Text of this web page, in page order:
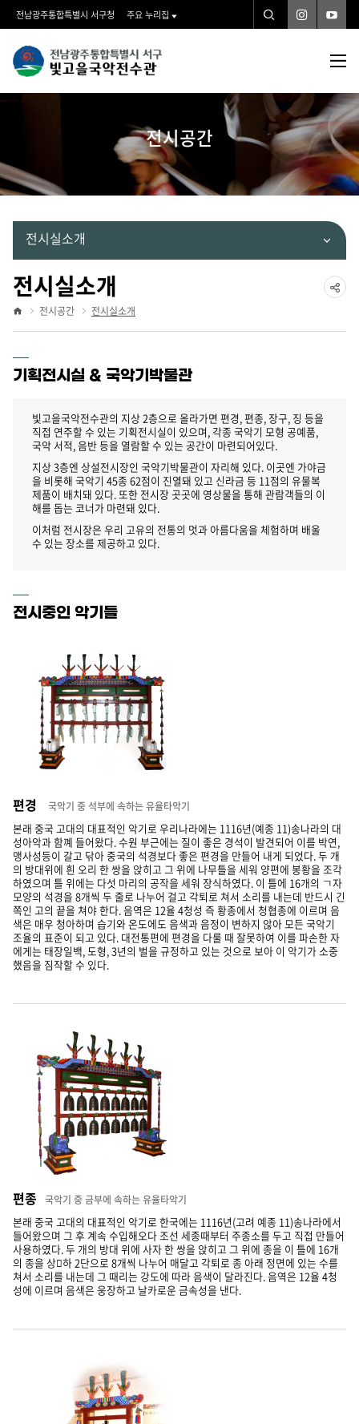
빛
고
악
전
수
관">
전남광주통합특별시 서구청 주요 누리집
스
튜
전
뉴
전시공간
전시실소개
전시공간 전시실소개
전시실소개
유
기획전시실 & 국악기박물관
빛고을국악전수관의 지상 2층으로 올라가면 편경, 편종, 장구, 징 등을
직접 연주할 수 있는 기획전시실이 있으며, 각종 국악기 모형 공예품,
국악 서적, 음반 등을 열람할 수 있는 공간이 마련되어있다.
지상 3층엔 상설전시장인 국악기박물관이 자리해 있다. 이곳엔 가야금
을 비롯해 국악기 45종 62점이 진열돼 있고 신라금 등 11점의 유물복
제품이 배치돼 있다. 또한 전시장 곳곳에 영상물을 통해 관람객들의 이
해를 돕는 코너가 마련돼 있다.
이처럼 전시장은 우리 고유의 전통의 멋과 아름다움을 체험하며 배울
수 있는 장소를 제공하고 있다.
전시중인 악기들
편경 국악기 중 석부에 속하는 유율타악기
본래 중국 고대의 대표적인 악기로 우리나라에는 1116년(예종 11)송나라의 대
성아악과 함꼐 들어왔다. 수원 부근에는 질이 좋은 경석이 발견되어 이를 박연,
맹사성등이 갈고 닦아 중국의 석경보다 좋은 편경을 만들어 내게 되었다. 두 개
의 방대위에 흰 오리 한 쌍을 앉히고 그 위에 나무틀을 세워 양편에 봉황을 조각
하였으며 틀 위에는 다섯 마리의 공작을 세워 장식하였다. 이 틀에 16개의 ㄱ자
모양의 석경을 8개씩 두 줄로 나누어 걸고 각퇴로 쳐서 소리를 내는데 반드시 긴
쪽인 고의 끝을 쳐야 한다. 음역은 12율 4청성 즉 황종에서 청협종에 이르며 음
색은 매우 청아하며 습기와 온도에도 음색과 음정이 변하지 않아 모든 국악기
조율의 표준이 되고 있다. 대전통편에 편경을 다룰 때 잘못하여 이를 파손한 자
에게는 태장일백, 도형, 3년의 벌을 규정하고 있는 것으로 보아 이 악기가 소중
했음을 짐작할 수 있다.
편종 국악기 중 금부에 속하는 유율타악기
본래 중국 고대의 대표적인 악기로 한국에는 1116년(고려 예종 11)송나라에서
들어왔으며 그 후 계속 수입해오다 조선 세종때부터 주종소를 두고 직접 만들어
사용하였다. 두 개의 방대 위에 사자 한 쌍을 앉히고 그 위에 종을 이 틀에 16개
의 종을 상하 2단으로 8개씩 나누어 매달고 각퇴로 종 아래 정면에 있는 수를
쳐서 소리를 내는데 그 때리는 강도에 따라 음색이 달라진다. 음역은 12율 4청
성에 이르며 음색은 웅장하고 날카로운 금속성을 낸다.